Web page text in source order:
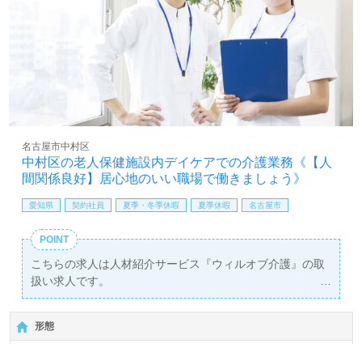
中村区の老人保健施設内デイケアでの介護業務《【人
間関係良好】居心地のいい職場で働きましょう》
名古屋市中村区
愛知県 契約社員 夏季・冬季休暇 夏季休暇 名古屋市
POINT
こちらの求人は人材紹介サービス『ウィルオブ介護』の取
扱い求人です。
詳細に関してお気軽にご相談ください♪
【無料】で皆さんの転職活動をサポートいたします。
形態